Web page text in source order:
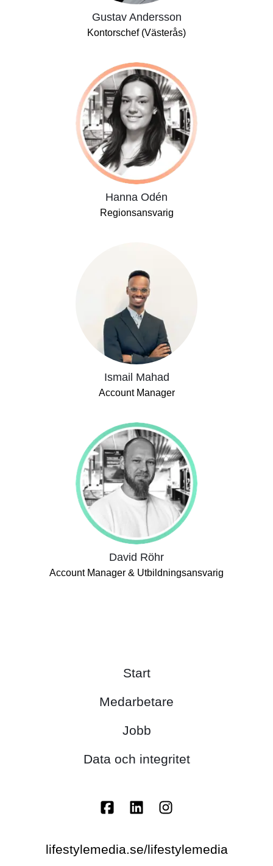
Gustav Andersson
Kontorschef (Västerås)
Hanna Odén
Regionsansvarig
Ismail Mahad
Account Manager
David Röhr
Account Manager & Utbildningsansvarig
Start
Medarbetare
Jobb
Data och integritet
lifestylemedia.se/lifestylemedia